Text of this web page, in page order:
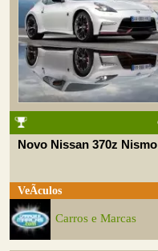
Novo Nissan 370z Nismo
VeÃ­culos
Carros e Marcas